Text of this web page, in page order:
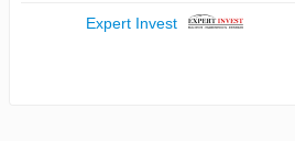
Expert Invest